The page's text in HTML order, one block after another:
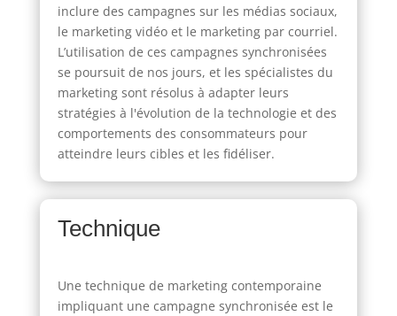
inclure des campagnes sur les médias sociaux,
le marketing vidéo et le marketing par courriel.
L’utilisation de ces campagnes synchronisées
se poursuit de nos jours, et les spécialistes du
marketing sont résolus à adapter leurs
stratégies à l'évolution de la technologie et des
comportements des consommateurs pour
atteindre leurs cibles et les fidéliser.
Technique
Une technique de marketing contemporaine
impliquant une campagne synchronisée est le